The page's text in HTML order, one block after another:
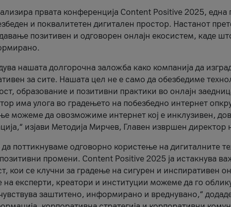
првата конференција Content Positive 2025,
и поквалитетен дигитален простор. Настанот
позитивен и одговорен онлајн екосистем, каде
нашата долгорочна заложба како компанија да
за сите. Нашата цел не е само да обезбедиме
образование и позитивни практики во онлајн
има улога во градењето на побезбедно интернет
можеме да овозможиме интернет кој е инклузивен,
изјави Методија Мирчев, Главен извршен директор
поттикнуваме одговорно користење на дигиталните
промени. Content Positive 2025 ја истакнува
кои се клучни за градење на сигурен и инспиративен
експерти, креатори и институции можеме да го
заштитено, информирано и вреднувано,“